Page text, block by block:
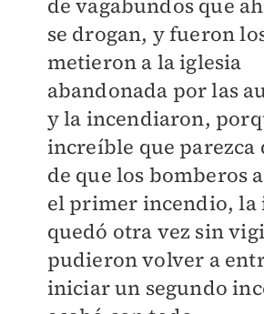
de vagabundos que
se drogan, y fueron
metieron a la iglesia
abandonada por las
y la incendiaron,
increíble que parezca
de que los bomberos
el primer incendio, la
quedó otra vez sin
pudieron volver a
iniciar un segundo